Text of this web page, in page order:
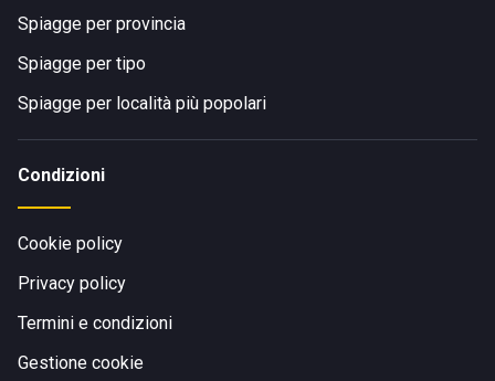
Spiagge per provincia
Spiagge per tipo
Spiagge per località più popolari
Condizioni
Cookie policy
Privacy policy
Termini e condizioni
Gestione cookie